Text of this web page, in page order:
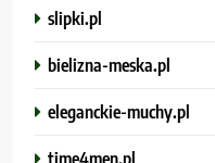
slipki.pl
bielizna-meska.pl
eleganckie-muchy.pl
time4men.pl